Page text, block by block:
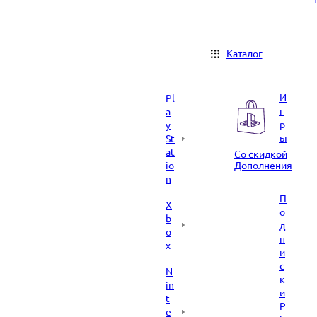
Каталог
Pl
a
y
St
at
io
n
X
b
o
x
N
in
t
e
И
г
р
ы
Со скидкой
Дополнения
П
о
д
п
и
с
к
и
P